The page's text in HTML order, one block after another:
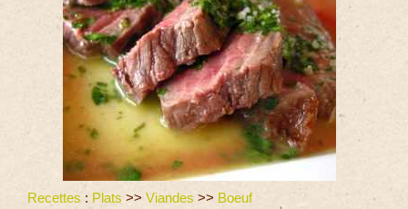
Recettes : Plats >> Viandes >> Boeuf